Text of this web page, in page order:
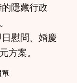
隱藏行政
慰問、婚慶
方案。